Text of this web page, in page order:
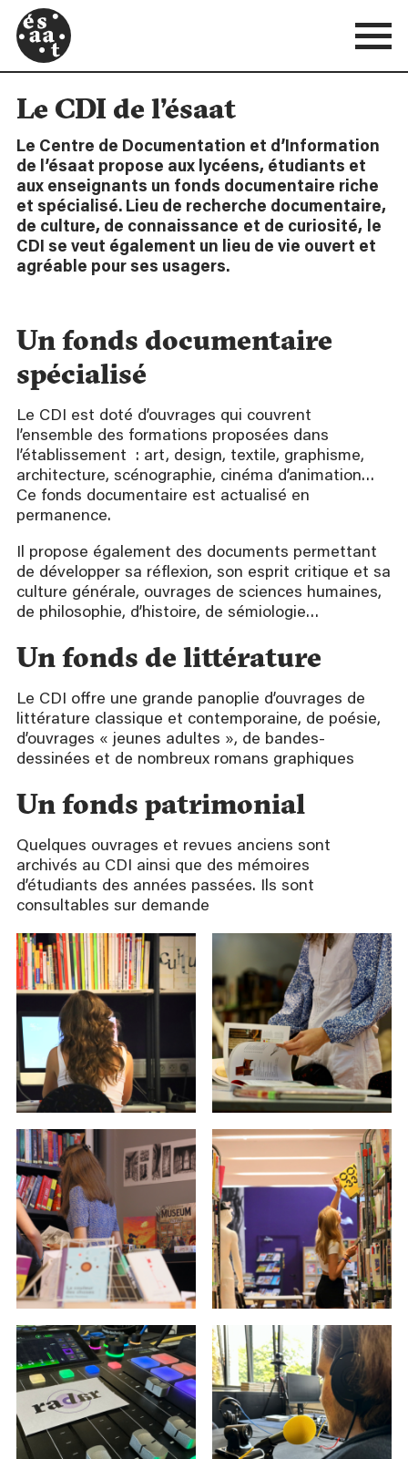
Le CDI de l’ésaat
Le Centre de Documentation et d’Information
de l’ésaat propose aux lycéens, étudiants et
aux enseignants un fonds documentaire riche
et spécialisé. Lieu de recherche documentaire,
de culture, de connaissance et de curiosité,
le
CDI se veut également un lieu de vie ouvert et
agréable pour ses usagers.
Un fonds documentaire
spécialisé
Le CDI est doté d’ouvrages qui couvrent
l’ensemble des formations proposées dans
l’établissement : art, design, textile, graphisme,
architecture, scénographie, cinéma d’animation…
Ce fonds documentaire est actualisé en
permanence.
Il propose également des documents permettant
de développer sa réflexion, son esprit critique et sa
culture générale, ouvrages de sciences humaines,
de philosophie, d’histoire, de sémiologie…
Un fonds de littérature
Le CDI offre une grande panoplie d’ouvrages de
littérature classique et contemporaine, de poésie,
d’ouvrages « jeunes adultes », de bandes-
dessinées et de nombreux romans graphiques
Un fonds patrimonial
Quelques ouvrages et revues anciens sont
archivés au CDI ainsi que des mémoires
d’étudiants des années passées. Ils sont
consultables sur demande